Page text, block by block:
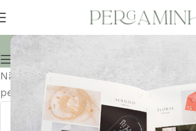
Uncategorized
Mostrar Coluna
Não foram encontrados produtos
pesquisa.